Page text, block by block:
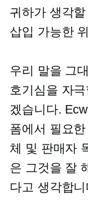
귀하가 생각
삽입 가능한
우리 말을 그
호기심을 자
겠습니다.
폼에서 필요
체 및 판매자
은 그것을 잘
다고 생각합니